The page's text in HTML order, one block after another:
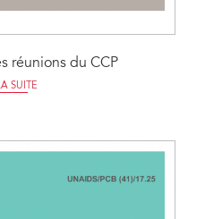
réunions du CCP
SUITE